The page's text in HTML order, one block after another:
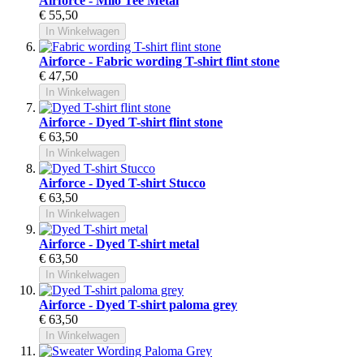
€ 55,50
In Winkelwagen
Airforce - Fabric wording T-shirt flint stone
€ 47,50
In Winkelwagen
Airforce - Dyed T-shirt flint stone
€ 63,50
In Winkelwagen
Airforce - Dyed T-shirt Stucco
€ 63,50
In Winkelwagen
Airforce - Dyed T-shirt metal
€ 63,50
In Winkelwagen
Airforce - Dyed T-shirt paloma grey
€ 63,50
In Winkelwagen